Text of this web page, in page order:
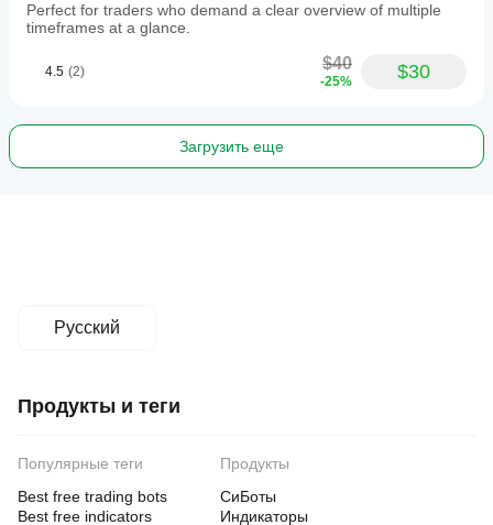
Perfect for traders who demand a clear overview of multiple
timeframes at a glance.
4.5 (2) $40
-25% $30
Загрузить еще
Русский
Продукты и теги
Популярные теги
Best free trading bots
Best free indicators
Продукты
СиБоты
Индикаторы